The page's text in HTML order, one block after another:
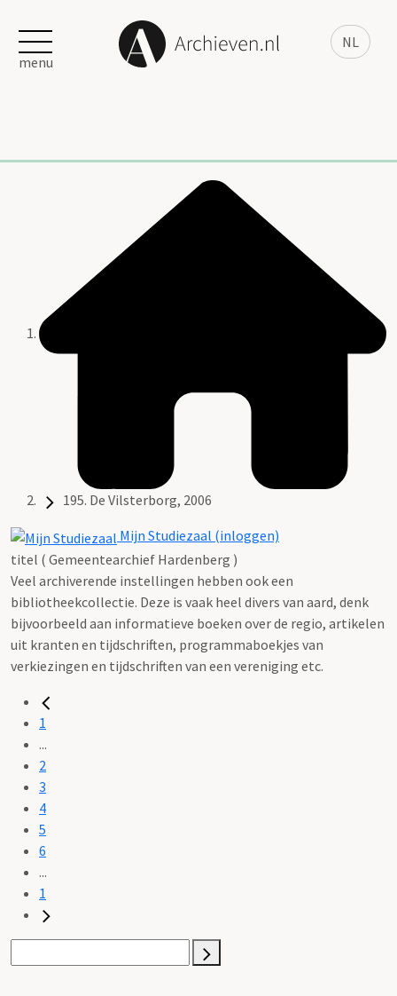
NL
menu
195. De Vilsterborg, 2006
Mijn Studiezaal (inloggen)
titel ( Gemeentearchief Hardenberg )
Veel archiverende instellingen hebben ook een
bibliotheekcollectie. Deze is vaak heel divers van aard, denk
bijvoorbeeld aan informatieve boeken over de regio, artikelen
uit kranten en tijdschriften, programmaboekjes van
verkiezingen en tijdschriften van een vereniging etc.
1
...
2
3
4
5
6
...
1